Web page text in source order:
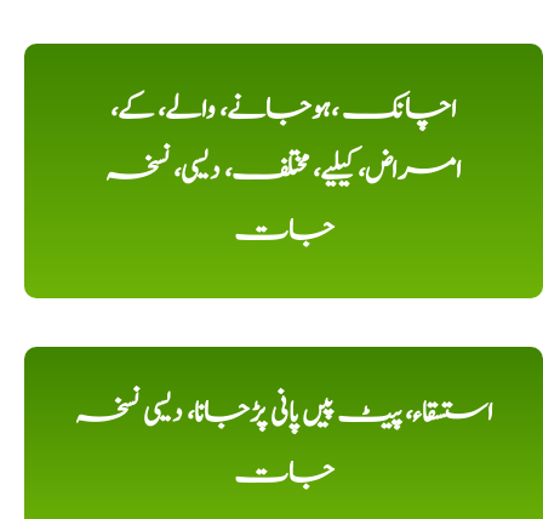
اچانک ،ہوجانے، والے، کے،
امراض، کیلیے، مختلف، دیسی، نسخہ
جات
استسقاء، پیٹ پیں پانی پڑجانا، دیسی نسخہ
جات